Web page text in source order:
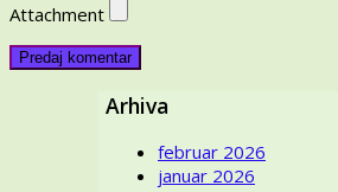
Attachment
Arhiva
februar 2026
januar 2026